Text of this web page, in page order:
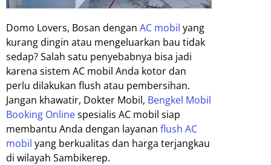
Domo Lovers, Bosan dengan AC mobil yang
kurang dingin atau mengeluarkan bau tidak
sedap? Salah satu penyebabnya bisa jadi
karena sistem AC mobil Anda kotor dan
perlu dilakukan flush atau pembersihan.
Jangan khawatir, Dokter Mobil, Bengkel Mobil
Booking Onlinespesialis AC mobil siap
membantu Anda dengan layanan flush AC
mobil yang berkualitas dan harga terjangkau
di wilayah Sambikerep.